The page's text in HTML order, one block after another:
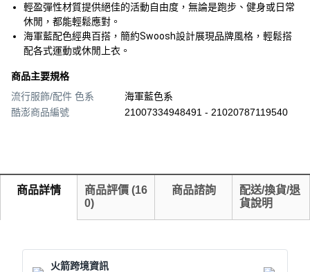
輕盈彈性材質提供絕佳的活動自由度，無論是跑步、健身或日常
休閒，都能輕鬆應對。
海軍藍配色經典百搭，簡約Swoosh設計展現品牌風格，輕鬆搭
配各式運動或休閒上衣。
商品主要規格
流行服飾/配件 色系
海軍藍色系
酷澎商品編號
21007334948491 - 21020787119540
商品詳情 商品評價 (16
0)
商品諮詢
配送/換貨/退
貨說明
火箭跨境資訊